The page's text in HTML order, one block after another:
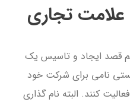
علامت تجاری
هم قصد ایجاد و تاسیس یک
نامی برای شرکت خود
کنند. البته نام گذاری